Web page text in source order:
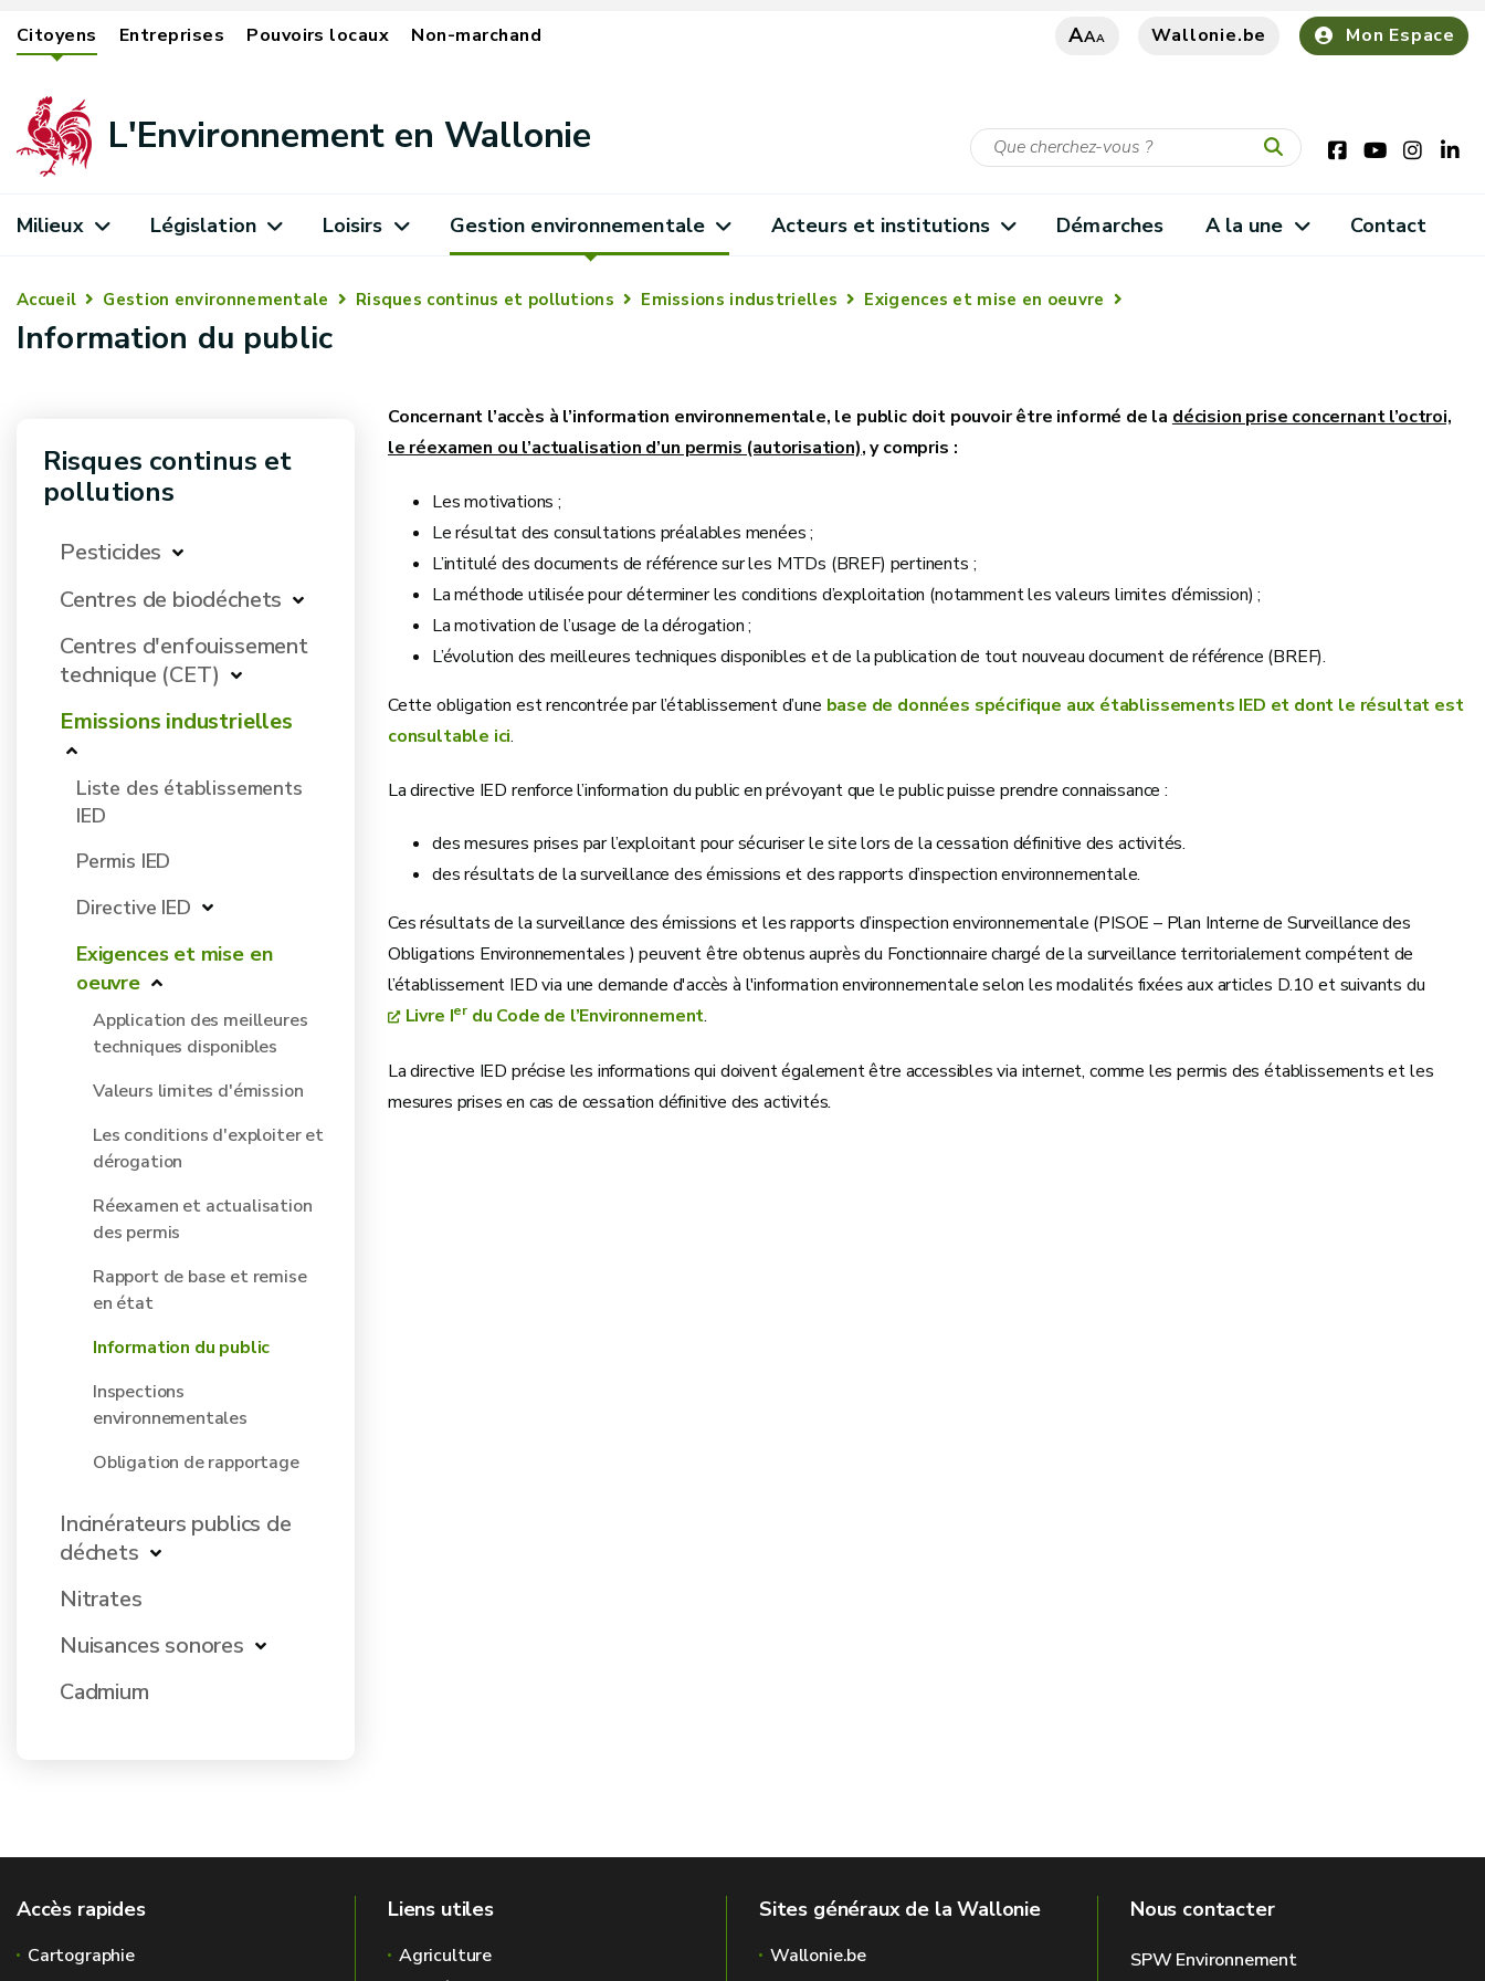
Citoyens Entreprises Pouvoirs locaux Non-marchand AAA Wallonie.be Mon Espace
L'Environnement en Wallonie
Milieux Législation Loisirs Gestion environnementale Acteurs et institutions Démarches A la une Contact
Accueil Gestion environnementale Risques continus et pollutions Emissions industrielles Exigences et mise en oeuvre
Information du public
Risques continus et
pollutions
Pesticides
Centres de biodéchets
Centres d'enfouissement
technique (CET)
Emissions industrielles
Liste des établissements
IED
Permis IED
Directive IED
Exigences et mise en
oeuvre
Application des meilleures
techniques disponibles
Valeurs limites d'émission
Les conditions d'exploiter et
dérogation
Réexamen et actualisation
des permis
Rapport de base et remise
en état
Information du public
Inspections
environnementales
Obligation de rapportage
Incinérateurs publics de
déchets
Nitrates
Nuisances sonores
Cadmium
Concernant l’accès à l’information environnementale, le public doit pouvoir être informé de la décision prise concernant l’octroi,
le réexamen ou l’actualisation d’un permis (autorisation), y compris :
Les motivations ;
Le résultat des consultations préalables menées ;
L’intitulé des documents de référence sur les MTDs (BREF) pertinents ;
La méthode utilisée pour déterminer les conditions d’exploitation (notamment les valeurs limites d’émission) ;
La motivation de l’usage de la dérogation ;
L’évolution des meilleures techniques disponibles et de la publication de tout nouveau document de référence (BREF).
Cette obligation est rencontrée par l’établissement d’une base de données spécifique aux établissements IED et dont le résultat est
consultable ici.
La directive IED renforce l’information du public en prévoyant que le public puisse prendre connaissance :
des mesures prises par l’exploitant pour sécuriser le site lors de la cessation définitive des activités.
des résultats de la surveillance des émissions et des rapports d’inspection environnementale.
Ces résultats de la surveillance des émissions et les rapports d’inspection environnementale (PISOE – Plan Interne de Surveillance des
Obligations Environnementales ) peuvent être obtenus auprès du Fonctionnaire chargé de la surveillance territorialement compétent de
l’établissement IED via une demande d'accès à l'information environnementale selon les modalités fixées aux articles D.10 et suivants du
Livre Ier du Code de l’Environnement.
La directive IED précise les informations qui doivent également être accessibles via internet, comme les permis des établissements et les
mesures prises en cas de cessation définitive des activités.
Accès rapides
Cartographie
Liens utiles
Agriculture
Sites généraux de la Wallonie
Wallonie.be
Nous contacter
SPW Environnement